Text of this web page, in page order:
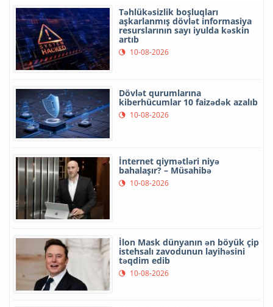
Təhlükəsizlik boşluqları
aşkarlanmış dövlət informasiya
resurslarının sayı iyulda kəskin
artıb
10-08-2026
Dövlət qurumlarına
kiberhücumlar 10 faizədək azalıb
10-08-2026
İnternet qiymətləri niyə
bahalaşır? – Müsahibə
10-08-2026
İlon Mask dünyanın ən böyük çip
istehsalı zavodunun layihəsini
təqdim edib
10-08-2026